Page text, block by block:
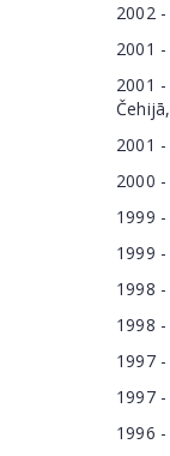
2002
2001
2001
2001
2000
1999
1999
1998
1998
1997
1997
1996